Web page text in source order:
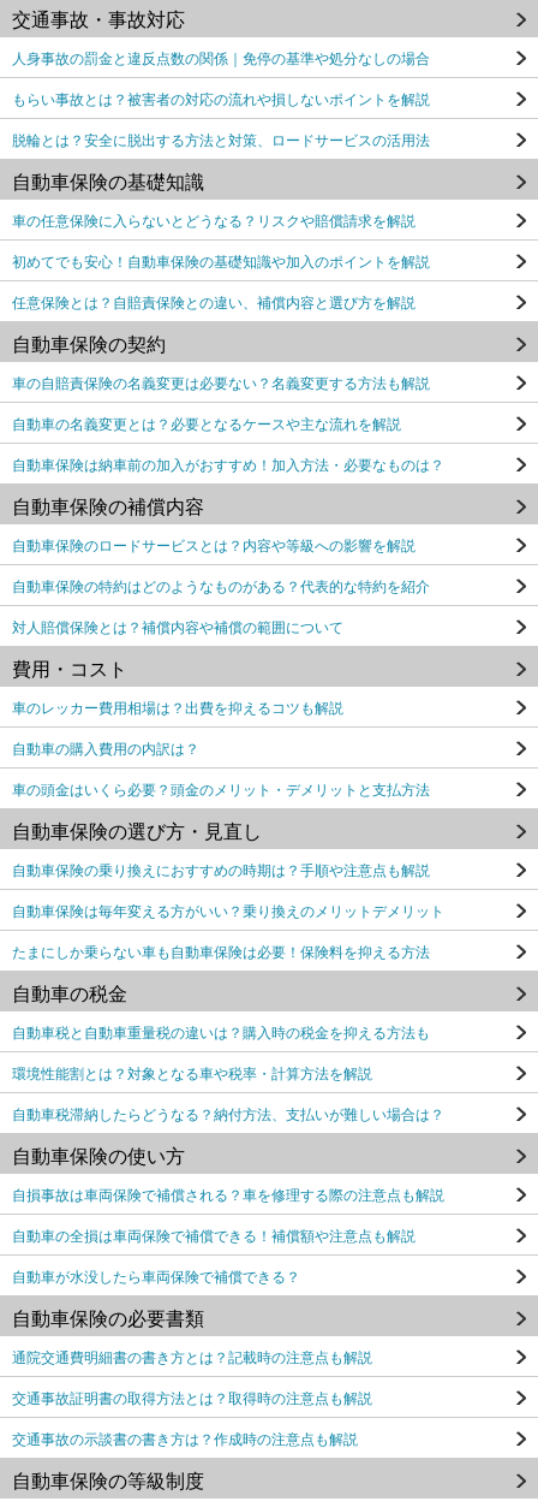
交通事故・事故対応
人身事故の罰金と違反点数の関係｜免停の基準や処分なしの場合
もらい事故とは？被害者の対応の流れや損しないポイントを解説
脱輪とは？安全に脱出する方法と対策、ロードサービスの活用法
自動車保険の基礎知識
車の任意保険に入らないとどうなる？リスクや賠償請求を解説
初めてでも安心！自動車保険の基礎知識や加入のポイントを解説
任意保険とは？自賠責保険との違い、補償内容と選び方を解説
自動車保険の契約
車の自賠責保険の名義変更は必要ない？名義変更する方法も解説
自動車の名義変更とは？必要となるケースや主な流れを解説
自動車保険は納車前の加入がおすすめ！加入方法・必要なものは？
自動車保険の補償内容
自動車保険のロードサービスとは？内容や等級への影響を解説
自動車保険の特約はどのようなものがある？代表的な特約を紹介
対人賠償保険とは？補償内容や補償の範囲について
費用・コスト
車のレッカー費用相場は？出費を抑えるコツも解説
自動車の購入費用の内訳は？
車の頭金はいくら必要？頭金のメリット・デメリットと支払方法
自動車保険の選び方・見直し
自動車保険の乗り換えにおすすめの時期は？手順や注意点も解説
自動車保険は毎年変える方がいい？乗り換えのメリットデメリット
たまにしか乗らない車も自動車保険は必要！保険料を抑える方法
自動車の税金
自動車税と自動車重量税の違いは？購入時の税金を抑える方法も
環境性能割とは？対象となる車や税率・計算方法を解説
自動車税滞納したらどうなる？納付方法、支払いが難しい場合は？
自動車保険の使い方
自損事故は車両保険で補償される？車を修理する際の注意点も解説
自動車の全損は車両保険で補償できる！補償額や注意点も解説
自動車が水没したら車両保険で補償できる？
自動車保険の必要書類
通院交通費明細書の書き方とは？記載時の注意点も解説
交通事故証明書の取得方法とは？取得時の注意点も解説
交通事故の示談書の書き方は？作成時の注意点も解説
自動車保険の等級制度